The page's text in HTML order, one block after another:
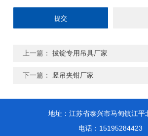
上一篇：拔锭专用吊具厂家
下一篇： 竖吊夹钳厂家
地址：江苏省泰兴市马甸镇江平
电话：15195284423